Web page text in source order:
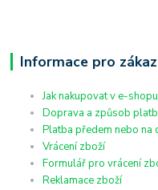
Informace pro
Jak nakupovat v e-shopu
Doprava a způsob
Platba předem nebo na
Vrácení zboží
Formulář pro vrácení
Reklamace zboží